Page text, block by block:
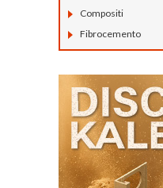
Compositi
Fibrocemento